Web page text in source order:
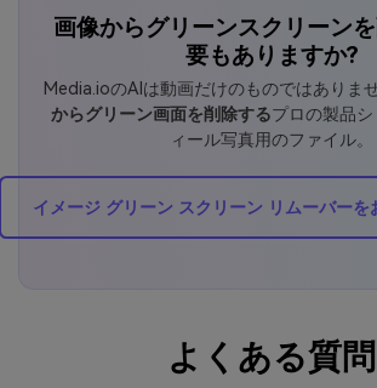
画像からグリーンスクリーン
要もありますか?
Media.ioのAIは動画だけのものではありま
からグリーン画面を削除するプロの製品
ィール写真用のファイル。
イメージ グリーン スクリーン リムーバー
よくある質問